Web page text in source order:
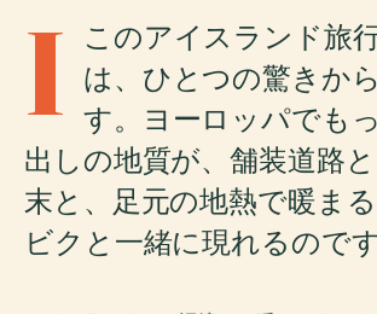
I
このアイスランド旅
は、ひとつの驚きか
す。ヨーロッパでも
出しの地質が、舗装道路
末と、足元の地熱で暖ま
ビクと一緒に現れるのです